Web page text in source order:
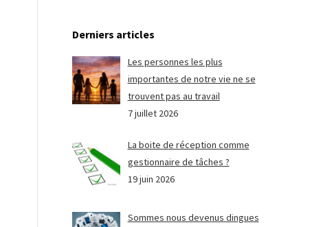
Derniers articles
Les personnes les plus
importantes de notre vie ne se
trouvent pas au travail
7 juillet 2026
La boite de réception comme
gestionnaire de tâches ?
19 juin 2026
Sommes nous devenus dingues